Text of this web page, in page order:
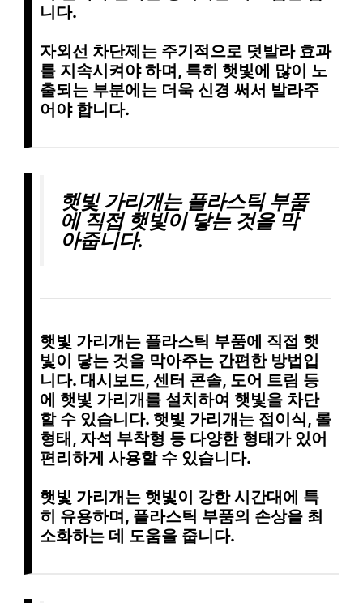
니다.
자외선 차단제는 주기적으로 덧발라효과
를 지속시켜야 하며, 특히 햇빛에 많이 노
출되는 부분에는 더욱 신경 써서 발라주
어야 합니다.
햇빛 가리개는 플라스틱 부품
에 직접 햇빛이 닿는 것을 막
아줍니다.
햇빛 가리개는 플라스틱 부품에 직접 햇
빛이 닿는 것을 막아주는 간편한 방법입
니다. 대시보드, 센터 콘솔, 도어 트림 등
에 햇빛 가리개를 설치하여 햇빛을 차단
할 수 있습니다. 햇빛 가리개는 접이식, 롤
형태, 자석 부착형 등 다양한 형태가 있어
편리하게 사용할 수 있습니다.
햇빛 가리개는 햇빛이 강한 시간대에 특
히 유용하며, 플라스틱 부품의 손상을 최
소화하는 데 도움을 줍니다.